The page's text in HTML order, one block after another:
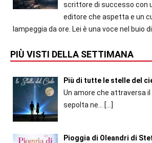
scrittore di successo con
editore che aspetta e un
lampeggia da ore. Lei è una voce nel buio di
PIÙ VISTI DELLA SETTIMANA
Più di tutte le stelle del
Un amore che attraversa
sepolta ne... […]
Pioggia di Oleandri di